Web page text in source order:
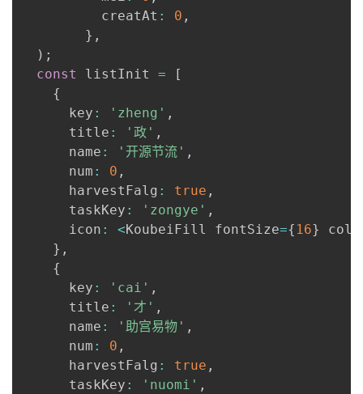
          creatAt
: 0 ,
} ,
) ;
const
listInit =
[
{
      key
: 'zheng' ,
      title
: '政' ,
      name
: '开源节流' ,
      num
: 0 ,
      harvestFalg
: true ,
      taskKey
: 'zongye' ,
      icon
: <KoubeiFill fontSize={ 16}
} ,
{
      key
: 'cai' ,
      title
: '才' ,
      name
: '助宫易物' ,
      num
: 0 ,
      harvestFalg
: true ,
      taskKey
: 'nuomi' ,